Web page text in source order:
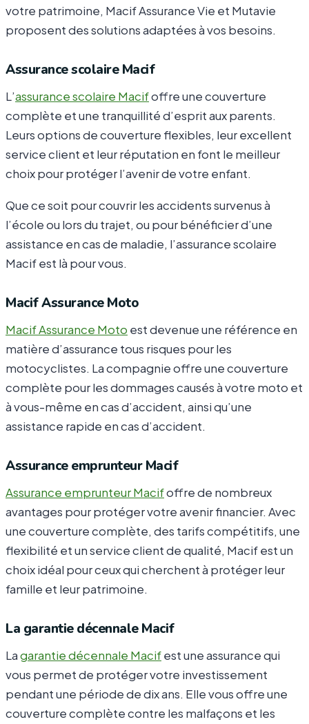
votre patrimoine, Macif Assurance Vie et Mutavie
proposent des solutions adaptées à vos besoins.
Assurance scolaire Macif
L’assurance scolaire Macifoffre une couverture
complète et une tranquillité d’esprit aux parents.
Leurs options de couverture flexibles, leur excellent
service client et leur réputation en font le meilleur
choix pour protéger l’avenir de votre enfant.
Que ce soit pour couvrir les accidents survenus à
l’école ou lors du trajet, ou pour bénéficier d’une
assistance en cas de maladie, l’assurance scolaire
Macif est là pour vous.
Macif Assurance Moto
Macif Assurance Moto est devenue une référence en
matière d’assurance tous risques pour les
motocyclistes. La compagnie offre une couverture
complète pour les dommages causés à votre moto et
à vous-même en cas d’accident, ainsi qu’une
assistance rapide en cas d’accident.
Assurance emprunteur Macif
Assurance emprunteur Macifoffre de nombreux
avantages pour protéger votre avenir financier. Avec
une couverture complète, des tarifs compétitifs, une
flexibilité et un service client de qualité, Macif est un
choix idéal pour ceux qui cherchent à protéger leur
famille et leur patrimoine.
La garantie décennale Macif
Lagarantie décennale Macifest une assurance qui
vous permet de protéger votre investissement
pendant une période de dix ans. Elle vous offre une
couverture complète contre les malfaçons et les